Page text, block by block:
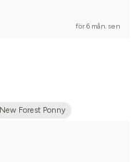
för 6 mån. sen
New Forest Ponny